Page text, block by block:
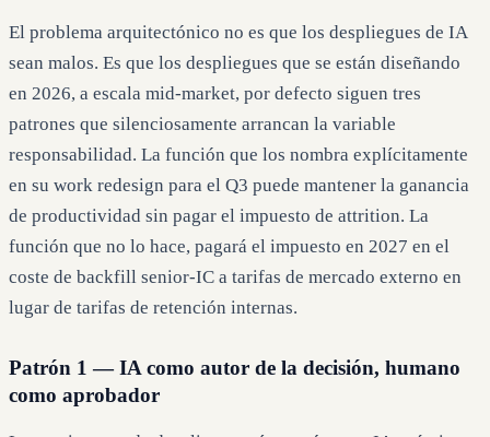
El problema arquitectónico no es que los despliegues de IA
sean malos. Es que los despliegues que se están diseñando
en 2026, a escala mid-market, por defecto siguen tres
patrones que silenciosamente arrancan la variable
responsabilidad. La función que los nombra explícitamente
en su work redesign para el Q3 puede mantener la ganancia
de productividad sin pagar el impuesto de attrition. La
función que no lo hace, pagará el impuesto en 2027 en el
coste de backfill senior-IC a tarifas de mercado externo en
lugar de tarifas de retención internas.
Patrón 1 — IA como autor de la decisión, humano
como aprobador